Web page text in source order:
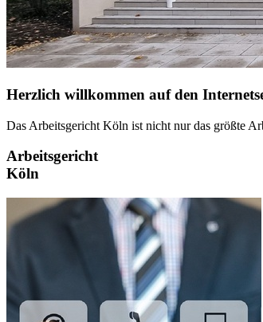
Herzlich willkommen auf den
Das Arbeitsgericht Köln ist nicht nur das größte
Arbeitsgericht
Köln